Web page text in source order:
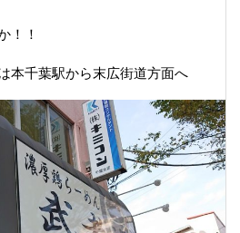
！！
本千葉駅から末広街道方面へ